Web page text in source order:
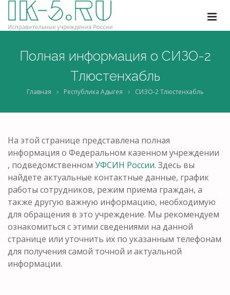
Полная информация о СИЗО-2
Тлюстенхабль
Главная Республика Адыгея СИЗО-2 Тлюстенхабль
На этой странице представлена полная
информация о Федеральном казенном учреждении
, подведомственном УФСИН России. Здесь вы
найдете актуальные контактные данные, график
работы сотрудников, режим приема граждан, а
также другую важную информацию, необходимую
для обращения в это учреждение. Мы рекомендуем
ознакомиться с этими сведениями на данной
странице или уточнить их по указанным телефонам
для получения самой точной и актуальной
информации.